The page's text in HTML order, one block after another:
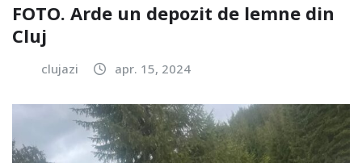
FOTO. Arde un depozit de lemne din
Cluj
clujazi apr. 15, 2024